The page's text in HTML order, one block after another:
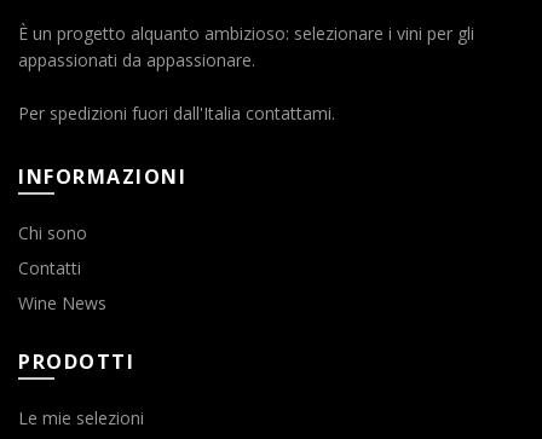
È un progetto alquanto ambizioso: selezionare i vini per gli
appassionati da appassionare.
Per spedizioni fuori dall'Italia contattami.
INFORMAZIONI
Chi sono
Contatti
Wine News
PRODOTTI
Le mie selezioni